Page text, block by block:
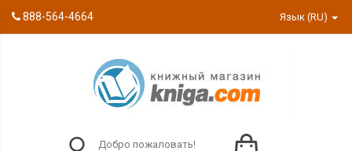
888-564-4664 Язык (RU)
Добро пожаловать!